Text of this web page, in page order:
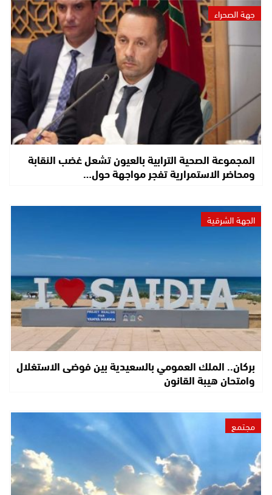
جهة الصحراء
المجموعة الصحية الترابية بالعيون تشعل غضب النقابة
ومحاضر الاستمرارية تفجر مواجهة حول…
الجهة الشرقية
بركان.. الملك العمومي بالسعيدية بين فوضى الاستغلال
وامتحان هيبة القانون
مجتمع